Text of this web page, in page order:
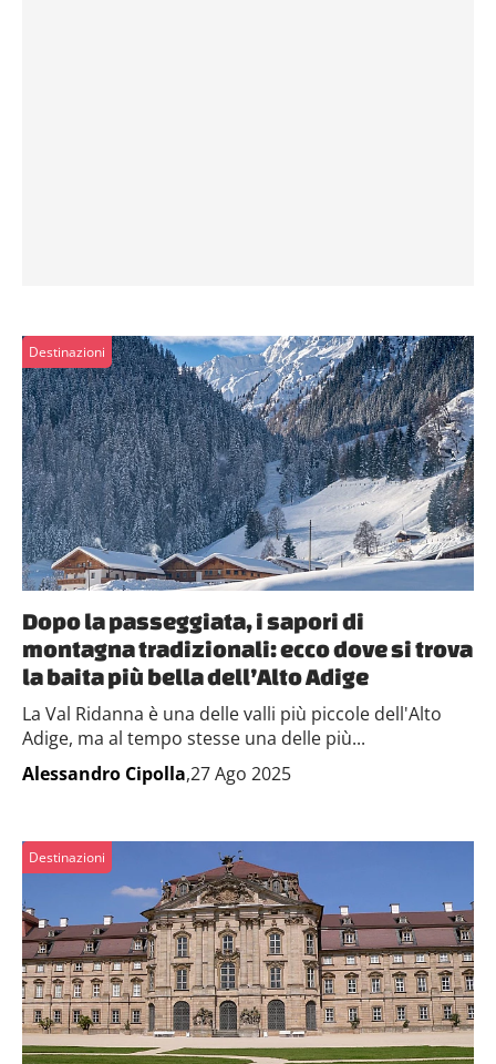
Destinazioni
Dopo la passeggiata, i sapori di
montagna tradizionali: ecco dove si trova
la baita più bella dell’Alto Adige
La Val Ridanna è una delle valli più piccole dell'Alto
Adige, ma al tempo stesse una delle più...
Alessandro Cipolla,27 Ago 2025
Destinazioni